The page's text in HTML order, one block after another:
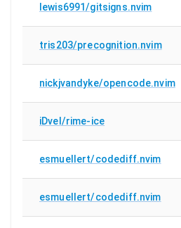
lewis6991/gitsigns.nvim
tris203/precognition.nvim
nickjvandyke/opencode.nvim
iDvel/rime-ice
esmuellert/codediff.nvim
esmuellert/codediff.nvim